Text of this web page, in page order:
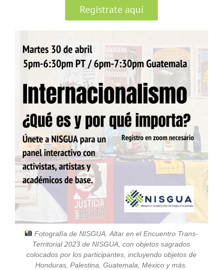
Regístrate aquí
Fotografía de NISGUA.Altar en el Encuentro Trans-
Territorial 2023 de NISGUA, con objetos sagrados
colocados por los participantes, incluyendo objetos de
Honduras, Palestina, Guatemala, México y más.